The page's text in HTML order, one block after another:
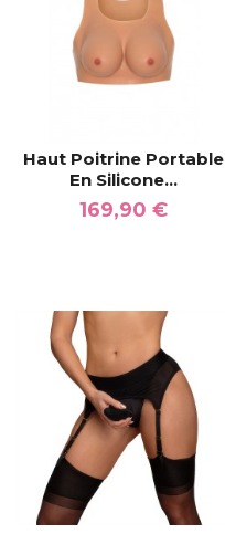
Haut Poitrine Portable
En Silicone...
169,90 €